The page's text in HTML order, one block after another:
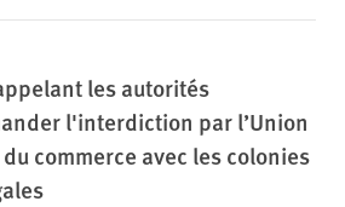
les autorités
l'interdiction par l’Union
commerce avec les colonies